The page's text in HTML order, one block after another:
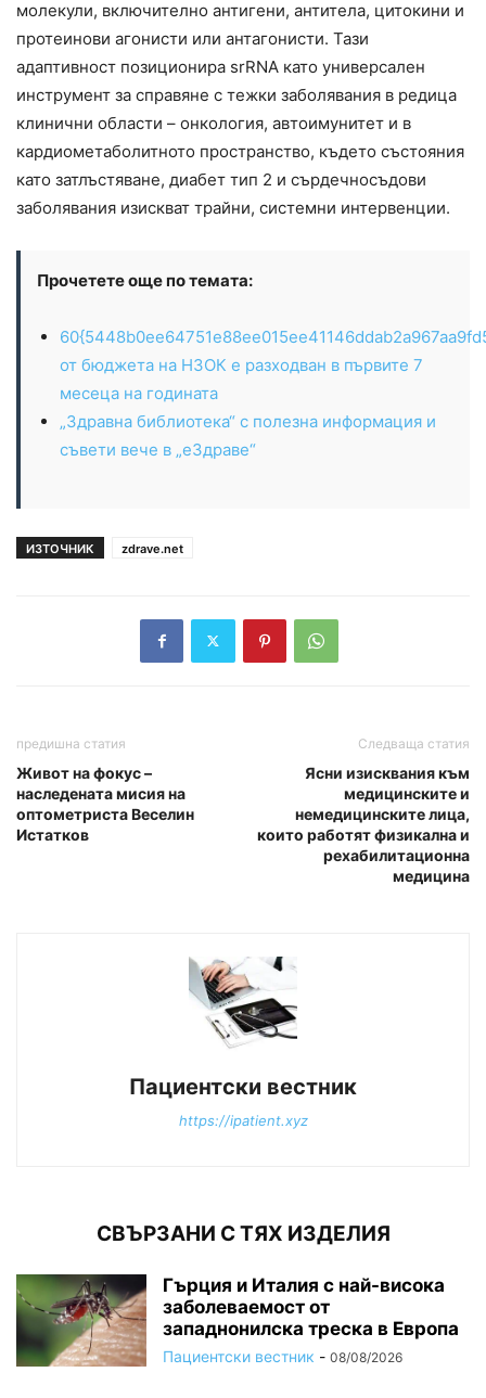
молекули, включително антигени, антитела, цитокини и
протеинови агонисти или антагонисти. Тази
адаптивност позиционира srRNA като универсален
инструмент за справяне с тежки заболявания в редица
клинични области – онкология, автоимунитет и в
кардиометаболитното пространство, където състояния
като затлъстяване, диабет тип 2 и сърдечносъдови
заболявания изискват трайни, системни интервенции.
Прочетете още по темата:
от бюджета на НЗОК е разходван в първите 7
месеца на годината
„Здравна библиотека“ с полезна информация и
съвети вече в „еЗдраве“
ИЗТОЧНИК zdrave.net
предишна статия
Живот на фокус –
наследената мисия на
оптометриста Веселин
Истатков
Следваща статия
Ясни изисквания към
медицинските и
немедицинските лица,
които работят физикална и
рехабилитационна
медицина
Пациентски вестник
https://ipatient.xyz
СВЪРЗАНИ С ТЯХ ИЗДЕЛИЯ
Гърция и Италия с най-висока
заболеваемост от
западнонилска треска в Европа
Пациентски вестник - 08/08/2026